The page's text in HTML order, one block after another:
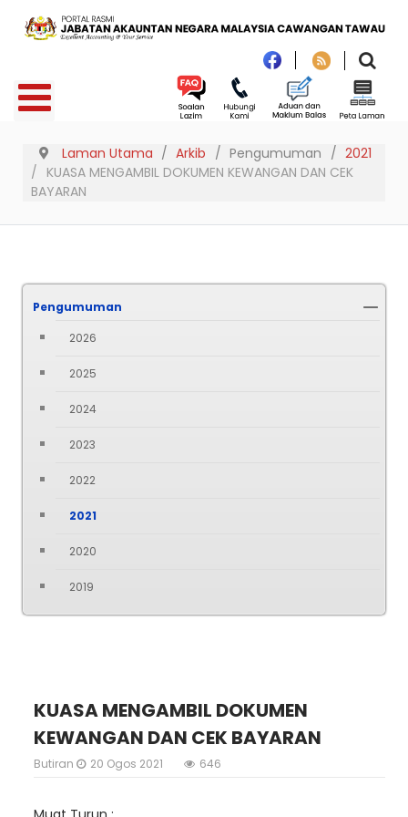
Laman Utama Arkib Pengumuman
2021
KUASA MENGAMBIL DOKUMEN KEWANGAN DAN CEK
BAYARAN
Pengumuman
2026
2025
2024
2023
2022
2021
2020
2019
KUASA MENGAMBIL DOKUMEN
KEWANGAN DAN CEK BAYARAN
Butiran 20 Ogos 2021 646